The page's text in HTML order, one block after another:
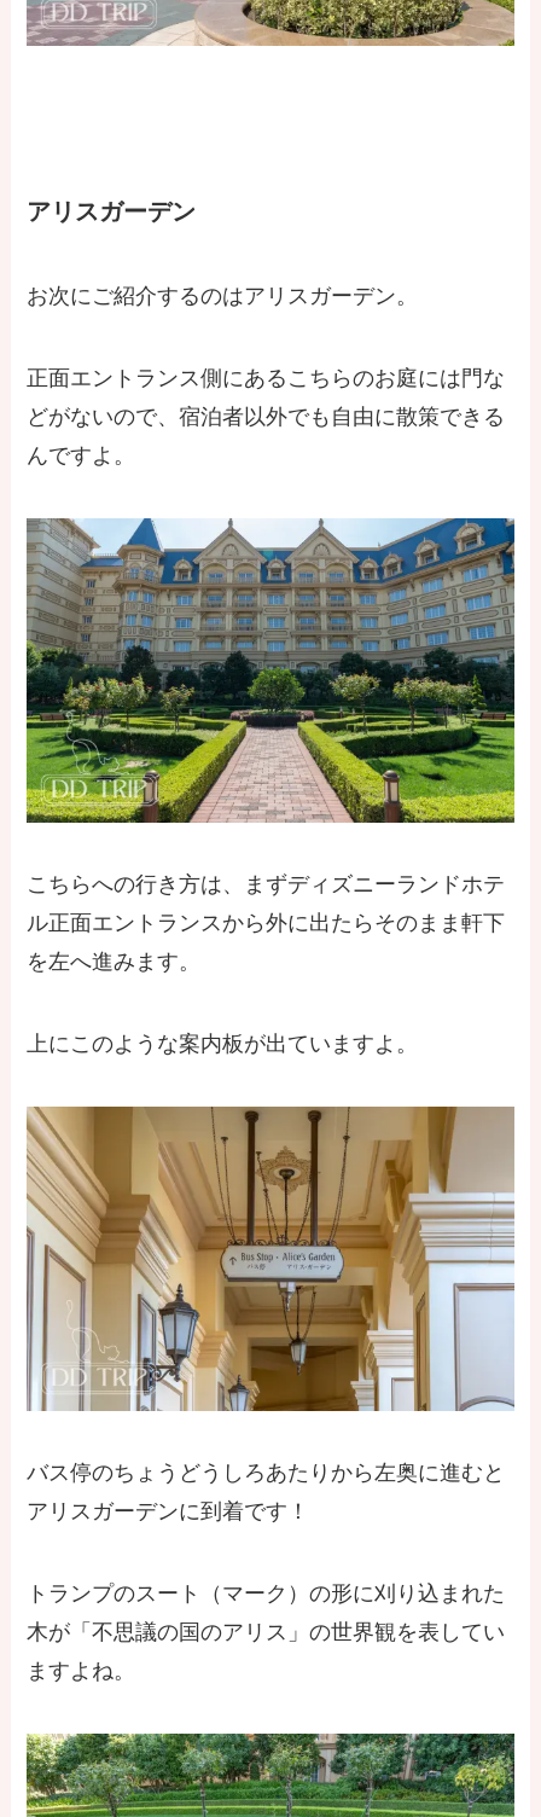
アリスガーデン
お次にご紹介するのはアリスガーデン。
正面エントランス側にあるこちらのお庭には門な
どがないので、宿泊者以外でも自由に散策できる
んですよ。
こちらへの行き方は、まずディズニーランドホテ
ル正面エントランスから外に出たらそのまま軒下
を左へ進みます。
上にこのような案内板が出ていますよ。
バス停のちょうどうしろあたりから左奥に進むと
アリスガーデンに到着です！
トランプのスート（マーク）の形に刈り込まれた
木が「不思議の国のアリス」の世界観を表してい
ますよね。